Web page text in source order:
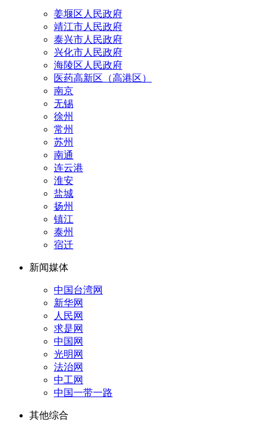
姜堰区人民政府
靖江市人民政府
泰兴市人民政府
兴化市人民政府
海陵区人民政府
医药高新区（高港区）
南京
无锡
徐州
常州
苏州
南通
连云港
淮安
盐城
扬州
镇江
泰州
宿迁
新闻媒体
中国台湾网
新华网
人民网
求是网
中国网
光明网
法治网
中工网
中国一带一路
其他综合